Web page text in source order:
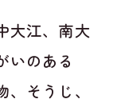
大江、南大
いのある
そうじ、